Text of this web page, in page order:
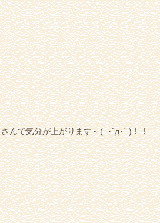
んで気分が上がります～( ･`д･´ )！！